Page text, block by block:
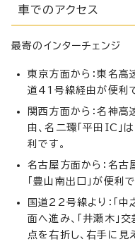
車でのアクセス
最寄のインターチェンジ
東京方面から：東名高
道41号線経由が便利で
関西方面から：名神
由、名二環「平田IC
利です。
名古屋方面から：名古
「豊山南出口」が便利で
国道22号線より：「
面へ進み、「井瀬木」
点を右折し、右手に